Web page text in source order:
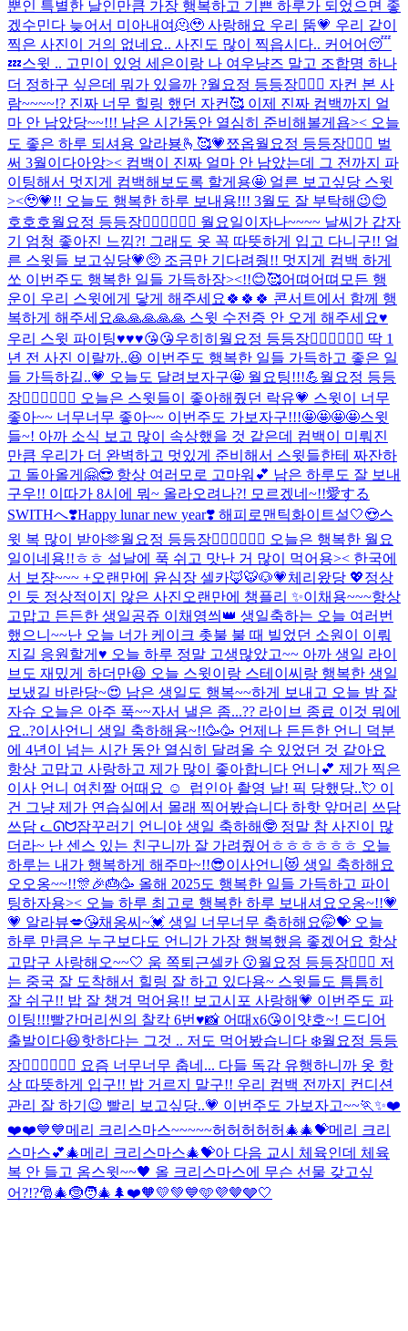
뿐인 특별한 날인만큼 가장 행복하고 기쁜 하루가 되었으면 좋
겠수민다 늦어서 미아내여🫠🥹 사랑해요 우리 뚬💗 우리 같이
찍은 사진이 거의 없네요.. 사진도 많이 찍읍시다.. 커어어😴
💤스윗 .. 고민이 있엉 세은이랑 나 여우냥즈 말고 조합명 하나
더 정하구 싶은데 뭐가 있을까 ?월요정 등등장🧚🏻‍♀️ 자컨 본 사
람~~~~!? 진짜 너무 힐링 했던 자컨🥰 이제 진짜 컴백까지 얼
마 안 남았당~~!!! 남은 시간동안 열심히 준비해볼게욥>< 오늘
도 좋은 하루 되셔용 알라뵹🫰🥰💗쬬옵월요정 등등장🧚🏻‍♀️ 벌
써 3월이다아앙>< 컴백이 진짜 얼마 안 남았는데 그 전까지 파
이팅해서 멋지게 컴백해보도록 할게용🤩 얼른 보고싶당 스윗
><🥹💗!! 오늘도 행복한 하루 보내용!!! 3월도 잘 부탁해😉😊
호호호월요정 등등장🧚🏻‍♀️🧚🏻‍♀️ 월요일이자나~~~~ 날씨가 갑자
기 엄청 좋아진 느낌?! 그래도 옷 꼭 따뜻하게 입고 다니구!! 얼
른 스윗들 보고싶당💗🥺 조금만 기다려줭!! 멋지게 컴백 하게
쏘 이번주도 행복한 일들 가득하장><!!😊🥰어뗘 어뗘 모든 행
운이 우리 스윗에게 닿게 해주세요🍀🍀🍀 콘서트에서 함께 행
복하게 해주세요🙏🙏🙏🙏🙏 스윗 수전증 안 오게 해주세요♥️
우리 스윗 파이팅♥️♥️♥️😘😘우히히 월요정 등등장🧚🏻‍♀️🧚🏻‍♀️ 딱 1
년 전 사진 이랄까..😆 이번주도 행복한 일들 가득하고 좋은 일
들 가득하길..💗 오늘도 달려보자구🤩 월요팅!!!💪월요정 등등
장🧚🏻‍♀️🧚🏻‍♀️ 오늘은 스윗들이 좋아해줬던 락유💗 스윗이 너무
좋아~~ 너무너무 좋아~~ 이번주도 가보자구!!!🤩🤩🤩🤩스윗
들~! 아까 소식 보고 많이 속상했을 것 같은데 컴백이 미뤄진
만큼 우리가 더 완벽하고 멋있게 준비해서 스윗들한테 짜잔하
고 돌아올게🤗😎 항상 여러모로 고마워💕 남은 하루도 잘 보내
구우!! 이따가 8시에 뭐~ 올라오려나?! 모르겠네~!!愛する
SWITHへ❣️Happy lunar new year❣️ 해피로맨틱화이트설🤍😍스
윗 복 많이 받아🫶월요정 등등장🧚🏻‍♀️🧚🏻‍♀️ 오늘은 행복한 월요
일이네용!!ㅎㅎ 설날에 푹 쉬고 맛난 거 많이 먹어용>< 한국에
서 보쟝~~~ +오랜만에 윤심장 셀카🦊🐯🐶💗체리왔당 💖정상
인 듯 정상적이지 않은 사진 오랜만에 챙플리 ✨이채용~~~항상
고맙고 든든한 생일공쥬 이채영씌👑 생일축하는 오늘 여러번
했으니~~난 오늘 너가 케이크 촛불 불 때 빌었던 소원이 이뤄
지길 응원할게♥️ 오늘 하루 정말 고생많았고~~ 아까 생일 라이
브도 재밌게 하더만😆 오늘 스윗이랑 스테이씨랑 행복한 생일
보냈길 바란당~😍 남은 생일도 행복~~하게 보내고 오늘 밤 잘
자슈 오늘은 아주 푹~~자서 낼은 좀...?? 라이브 종료 이것 뭐에
요..?이사언니 생일 축하해용~!!🥳🥳 언제나 든든한 언니 덕분
에 4년이 넘는 시간 동안 열심히 달려올 수 있었던 것 같아요
항상 고맙고 사랑하고 제가 많이 좋아합니다 언니💕 제가 찍은
이사 언니 여친짤 어때요 ☺ ️ 럽인아 촬영 날! 픽 당했당..💘 이
건 그냥 제가 연습실에서 몰래 찍어봤습니다 하핫 앞머리 쓰담
쓰담 ᓚᘏᗢ잠꾸러기 언니야 생일 축하해🤓 정말 참 사진이 많
더라~ 난 센스 있는 친구니까 잘 가려줬어ㅎㅎㅎㅎㅎㅎ 오늘
하루는 내가 행복하게 해주마~!!😎이사언니😻 생일 축하해요
오오옹~~!!🎊🎉🎂🥳 올해 2025도 행복한 일들 가득하고 파이
팅하자용>< 오늘 하루 최고로 행복한 하루 보내셔요오옹~!!💗
💗 알라뷰💋😘채옹씨~💓 생일 너무너무 축하해요🤭💝 오늘
하루 만큼은 누구보다도 언니가 가장 행복했음 좋겠어요 항상
고맙구 사랑해오~~🤍 움 쪽퇴근셀카 😗월요정 등등장🧚🏻‍♀️ 저
는 중국 잘 도착해서 힐링 잘 하고 있다용~ 스윗들도 틈틈히
잘 쉬구!! 밥 잘 챙겨 먹어용!! 보고시포 사랑해💗 이번주도 파
이팅!!!빨간머리씬의 찰칵 6번♥️📸 어때x6😘이얏호~! 드디어
출발이다😆핫하다는 그것 .. 저도 먹어봤습니다 ❄️월요정 등등
장🧚🏻‍♀️🧚🏻‍♀️ 요즘 너무너무 춥네... 다들 독감 유행하니까 옷 항
상 따뜻하게 입구!! 밥 거르지 말구!! 우리 컴백 전까지 컨디션
관리 잘 하기😉 빨리 보고싶당..💗 이번주도 가보자고~~🏃✨❤️
❤️❤️💙💙메리 크리스마스~~~~~허허허허허🎄🎄💝메리 크리
스마스💕🎄메리 크리스마스🎄💝아 다음 교시 체육인데 체육
복 안 들고 옴스윗~~🖤 올 크리스마스에 무슨 선물 갖고싶
어?!?🎅🎄🤶🧑‍🎄🌲❤️🧡💛💚💙🩵💜🤎🩶🤍